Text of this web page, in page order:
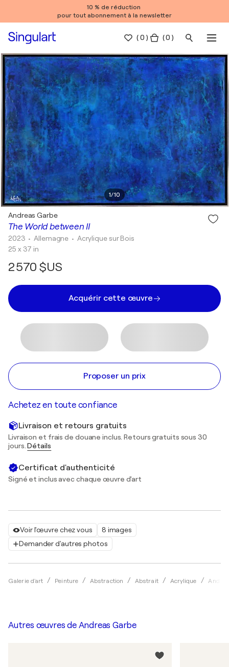
10 % de réduction
pour tout abonnement à la newsletter
(0 ) ( 0 )
1/10
Voir l'œuvre chez vous
8 images
Demander d'autres photos
Galerie d'art Peinture Abstraction Abstrait Acrylique
The World between II
Andreas Garbe
2023 • Allemagne • Acrylique sur Bois
25 x 37 in
2 570 $US
Acquérir cette œuvre
Proposer un prix
Achetez en toute confiance
Livraison et retours gratuits
Livraison et frais de douane inclus. Retours gratuits sous 30
jours.Détails
Certificat d'authenticité
Signé et inclus avec chaque œuvre d'art
Autres œuvres de Andreas Garbe